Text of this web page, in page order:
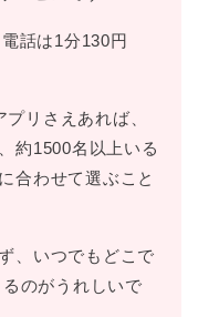
話は1分130円
リさえあれば、
約1500名以上いる
合わせて選ぶこと
、いつでもどこで
のがうれしいで